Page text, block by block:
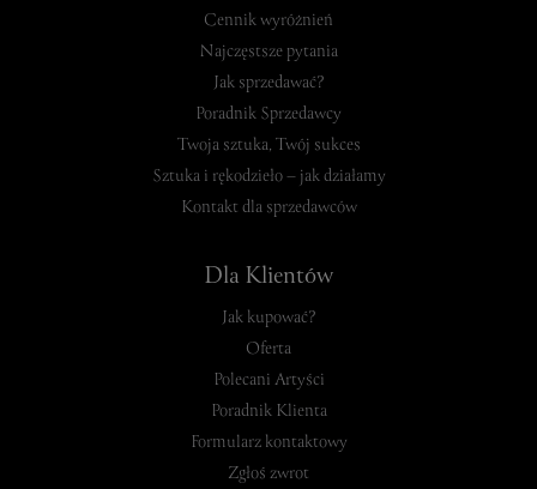
Cennik wyróżnień
Najczęstsze pytania
Jak sprzedawać?
Poradnik Sprzedawcy
Twoja sztuka, Twój sukces
Sztuka i rękodzieło – jak działamy
Kontakt dla sprzedawców
Dla Klientów
Jak kupować?
Oferta
Polecani Artyści
Poradnik Klienta
Formularz kontaktowy
Zgłoś zwrot